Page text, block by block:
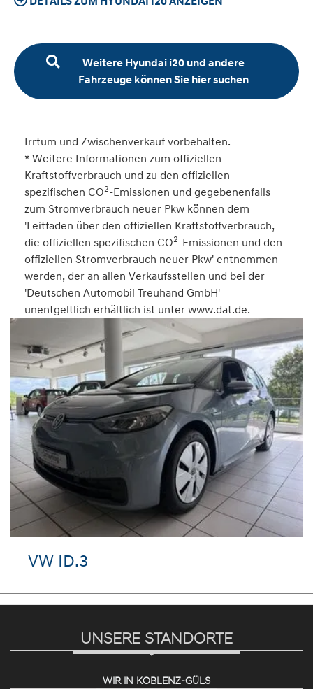
Weitere Hyundai i20 und andere
Fahrzeuge können Sie hier suchen
Irrtum und Zwischenverkauf vorbehalten.
* Weitere Informationen zum offiziellen
Kraftstoffverbrauch und zu den offiziellen
spezifischen CO2-Emissionen und gegebenenfalls
zum Stromverbrauch neuer Pkw können dem
'Leitfaden über den offiziellen Kraftstoffverbrauch,
die offiziellen spezifischen CO2-Emissionen und den
offiziellen Stromverbrauch neuer Pkw' entnommen
werden, der an allen Verkaufsstellen und bei der
'Deutschen Automobil Treuhand GmbH'
unentgeltlich erhältlich ist unter www.dat.de.
VW ID.3
UNSERE STANDORTE
WIR IN KOBLENZ-GÜLS